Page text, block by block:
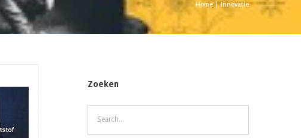
Home | Innovatie
Zoeken